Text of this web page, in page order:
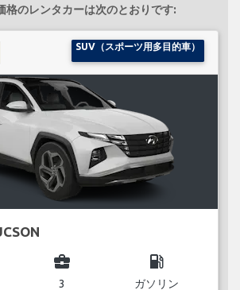
格のレンタカーは次のとおりです:
SUV（スポーツ用多目的車）
business_center
3
local_gas_station
ガソリン